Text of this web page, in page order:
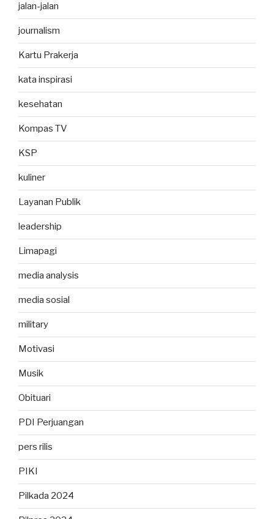
jalan-jalan
journalism
Kartu Prakerja
kata inspirasi
kesehatan
Kompas TV
KSP
kuliner
Layanan Publik
leadership
Limapagi
media analysis
media sosial
military
Motivasi
Musik
Obituari
PDI Perjuangan
pers rilis
PIKI
Pilkada 2024